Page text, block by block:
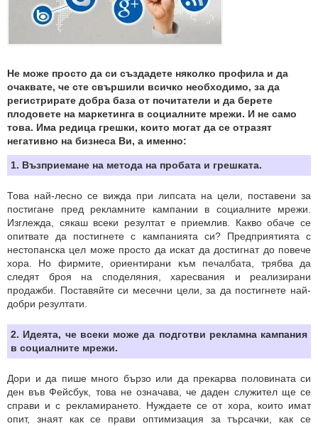
Не може просто да си създадете няколко профила и да
очаквате, че сте свършили всичко необходимо, за да
регистрирате добра база от почитатели и да берете
плодовете на маркетинга в социалните мрежи. И не само
това. Има редица грешки, които могат да се отразят
негативно на бизнеса Ви, а именно:
1. Възприемане на метода на пробата и грешката.
Това най-лесно се вижда при липсата на цели, поставени за
постигане пред рекламните кампании в социалните мрежи.
Изглежда, сякаш всеки резултат е приемлив. Какво обаче се
опитвате да постигнете с кампанията си? Предприятията с
нестопанска цел може просто да искат да достигнат до повече
хора. Но фирмите, ориентирани към печалбата, трябва да
следят броя на споделяния, харесвания и реализирани
продaжби. Поставяйте си месечни цели, за да постигнете най-
добри резултати.
2. Идеята, че всеки може да подготви рекламна кампания
в социалните мрежи.
Дори и да пише много бързо или да прекарва половината си
ден във Фейсбук, това не означава, че даден служител ще се
справи и с рекламирането. Нуждаете се от хора, които имат
опит, знаят как се прави оптимизация за търсачки, как се